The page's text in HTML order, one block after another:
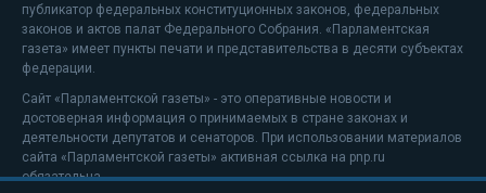
публикатор федеральных конституционных законов, федеральных
законов и актов палат Федерального Собрания. «Парламентская
газета» имеет пункты печати и представительства в десяти субъектах
федерации.
Сайт «Парламентской газеты» - это оперативные новости и
достоверная информация о принимаемых в стране законах и
деятельности депутатов и сенаторов. При использовании материалов
сайта «Парламентской газеты» активная ссылка на pnp.ru
обязательна.